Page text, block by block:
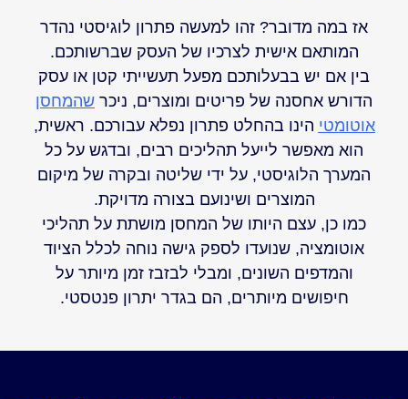
אז במה מדובר? זהו למעשה פתרון לוגיסטי נהדר
המותאם אישית לצרכיו של העסק שברשותכם.
בין אם יש בבעלותכם מפעל תעשייתי קטן או עסק
הדורש אחסנה של פריטים ומוצרים, ניכר שהמחסן
אוטומטי הינו בהחלט פתרון נפלא עבורכם. ראשית,
הוא מאפשר לייעל תהליכים רבים, ובדגש על כל
המערך הלוגיסטי, על ידי שליטה ובקרה של מיקום
המוצרים ושינועם בצורה מדויקת.
כמו כן, עצם היותו של המחסן מושתת על תהליכי
אוטומציה, שנועדו לספק גישה נוחה לכלל הציוד
והמדפים השונים, ומבלי לבזבז זמן מיותר על
חיפושים מיותרים, הם בגדר יתרון פנטסטי.